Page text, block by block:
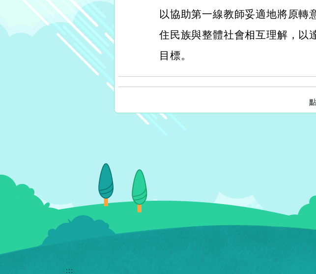
以協助第一線教師妥適地將原轉
住民族與整體社會相互理解，以
目標。
:::